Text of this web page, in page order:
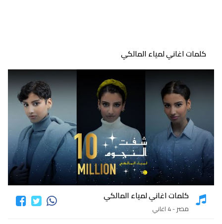
كلمات اغاني لمياء المالكي
كلمات اغاني لمياء المالكي
مصر- 4 اغاني